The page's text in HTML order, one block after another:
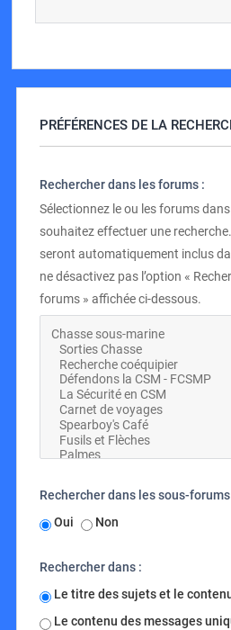
PRÉFÉRENCES DE LA
Rechercher dans les forums :
Sélectionnez le ou les forums
souhaitez effectuer une
seront automatiquement inclus
ne désactivez pas l’option «
forums » affichée ci-dessous.
Rechercher dans les sous-forums
Oui
Non
Rechercher dans :
Le titre des sujets et le
Le contenu des messages